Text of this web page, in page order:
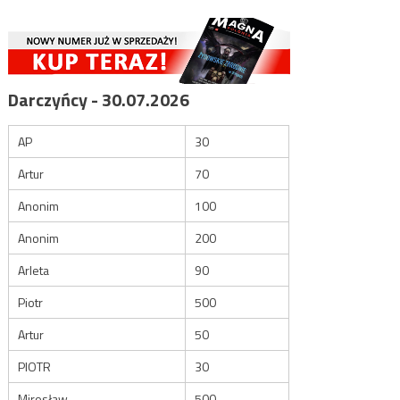
Darczyńcy - 30.07.2026
AP
30
Artur
70
Anonim
100
Anonim
200
Arleta
90
Piotr
500
Artur
50
PIOTR
30